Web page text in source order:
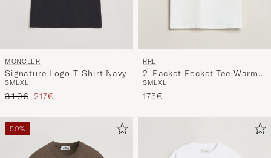
MONCLER
Signature Logo T-Shirt Navy
SMLXL
Reguliere prijs
310€ Verlaagd prijs
217€
RRL
2-Packet Pocket Tee Warm
White
SMLXL
175€
50%